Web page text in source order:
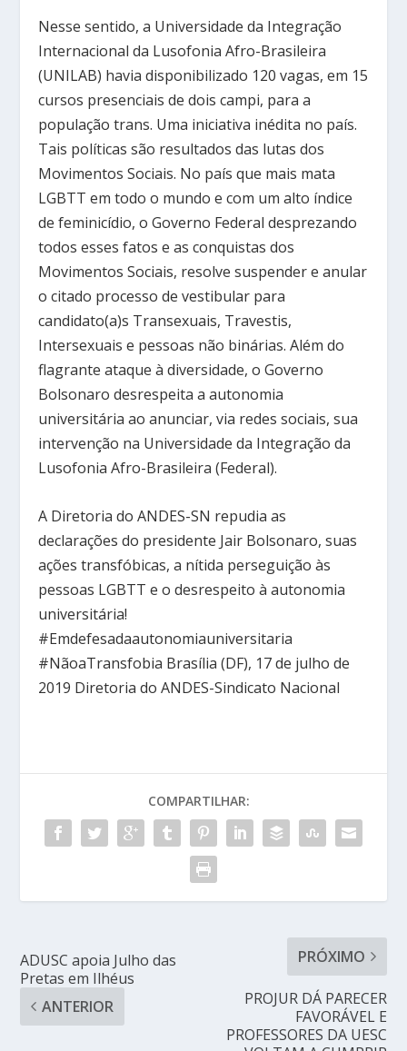
Nesse sentido, a Universidade da Integração
Internacional da Lusofonia Afro-Brasileira
(UNILAB) havia disponibilizado 120 vagas, em 15
cursos presenciais de dois campi, para a
população trans. Uma iniciativa inédita no país.
Tais políticas são resultados das lutas dos
Movimentos Sociais. No país que mais mata
LGBTT em todo o mundo e com um alto índice
de feminicídio, o Governo Federal desprezando
todos esses fatos e as conquistas dos
Movimentos Sociais, resolve suspender e anular
o citado processo de vestibular para
candidato(a)s Transexuais, Travestis,
Intersexuais e pessoas não binárias. Além do
flagrante ataque à diversidade, o Governo
Bolsonaro desrespeita a autonomia
universitária ao anunciar, via redes sociais, sua
intervenção na Universidade da Integração da
Lusofonia Afro-Brasileira (Federal).
A Diretoria do ANDES-SN repudia as
declarações do presidente Jair Bolsonaro, suas
ações transfóbicas, a nítida perseguição às
pessoas LGBTT e o desrespeito à autonomia
universitária!
#Emdefesadaautonomiauniversitaria
#NãoaTransfobia Brasília (DF), 17 de julho de
2019 Diretoria do ANDES-Sindicato Nacional
COMPARTILHAR:
ADUSC apoia Julho das
Pretas em Ilhéus
ANTERIOR
PRÓXIMO
PROJUR DÁ PARECER
FAVORÁVEL E
PROFESSORES DA UESC